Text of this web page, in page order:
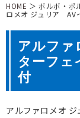
HOME ＞ ボルボ・ポ
ロメオ ジュリア AV
アルフ
ターフェ
付
アルファロメオ ジ